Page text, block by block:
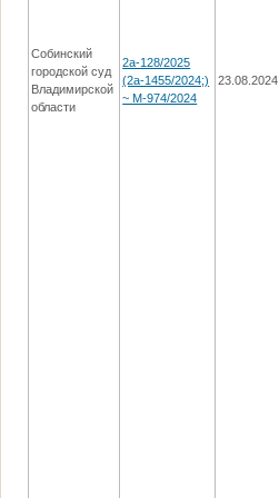
Собинский
городской суд
Владимирской
области
2а-128/2025
(2а-1455/2024;)
~ М-974/2024
23.08.2024